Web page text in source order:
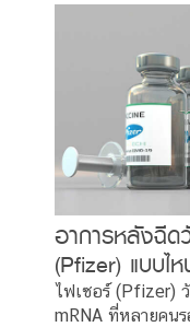
อาการหลังฉีด
(Pfizer) แบบไ
ไหนต้องระวัง
ไฟเซอร์ (Pfizer)
mRNA ที่หลายคน